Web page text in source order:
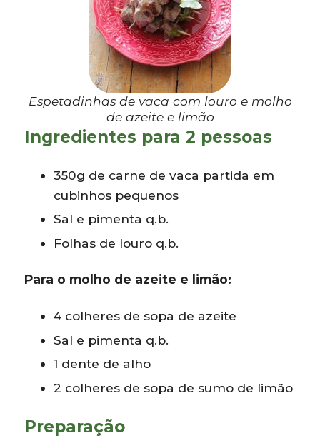
Espetadinhas de vaca com louro e molho
de azeite e limão
Ingredientes para 2 pessoas
350g de carne de vaca partida em
cubinhos pequenos
Sal e pimenta q.b.
Folhas de louro q.b.
Para o molho de azeite e limão:
4 colheres de sopa de azeite
Sal e pimenta q.b.
1 dente de alho
2 colheres de sopa de sumo de limão
Preparação